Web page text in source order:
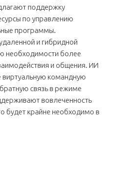
поддержку
по управлению
программы.
и гибридной
необходимости более
и общения. ИИ
командную
связь в режиме
вовлеченность
будет крайне необходимо в